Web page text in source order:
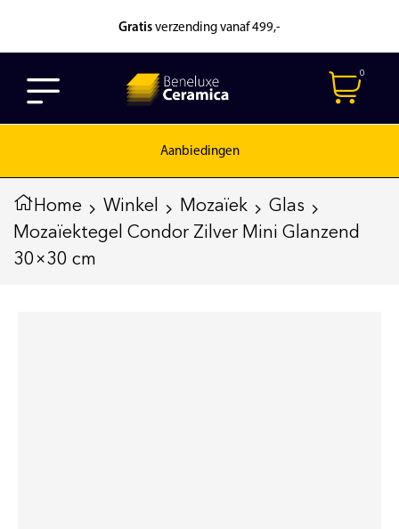
Gratis verzending vanaf 499,-
0
Aanbiedingen
Home Winkel Mozaïek
Glas
Mozaïektegel Condor Zilver Mini Glanzend
30×30 cm